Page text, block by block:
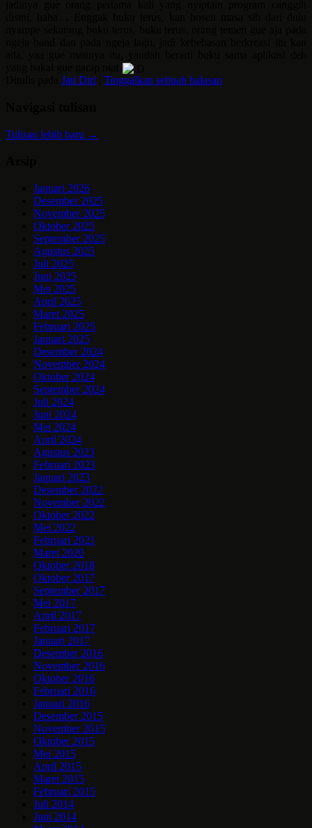
Jati Diri Tinggalkan sebuah balasan
Tulisan lebih baru →
Januari 2026
Desember 2025
November 2025
Oktober 2025
September 2025
Agustus 2025
Juli 2025
Juni 2025
Mei 2025
April 2025
Maret 2025
Februari 2025
Januari 2025
Desember 2024
November 2024
Oktober 2024
September 2024
Juli 2024
Juni 2024
Mei 2024
April 2024
Agustus 2023
Februari 2023
Januari 2023
Desember 2022
November 2022
Oktober 2022
Mei 2022
Februari 2021
Maret 2020
Oktober 2018
Oktober 2017
September 2017
Mei 2017
April 2017
Februari 2017
Januari 2017
Desember 2016
November 2016
Oktober 2016
Februari 2016
Januari 2016
Desember 2015
November 2015
Oktober 2015
Mei 2015
April 2015
Maret 2015
Februari 2015
Juli 2014
Juni 2014